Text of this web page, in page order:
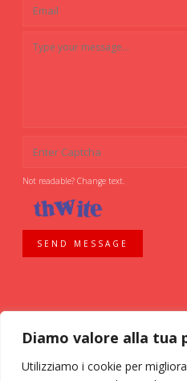
Diamo valore alla tua
Utilizziamo i cookie per
Not readable? Change text.
SEND MESSAGE